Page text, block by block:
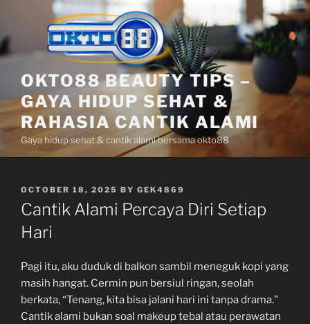
content
OKTO88 BEAUTY TIPS –
GAYA HIDUP SEHAT &
RAHASIA CANTIK ALAMI
Gaya hidup sehat & cantik alami bersama okto88
POSTED
ON
OCTOBER 18, 2025 BY GEK4869
Cantik Alami Percaya Diri Setiap
Hari
Pagi itu, aku duduk di balkon sambil meneguk kopi yang
masih hangat. Cermin pun bersiul ringan, seolah
berkata, “Tenang, kita bisa jalani hari ini tanpa drama.”
Cantik alami bukan soal makeup tebal atau perawatan